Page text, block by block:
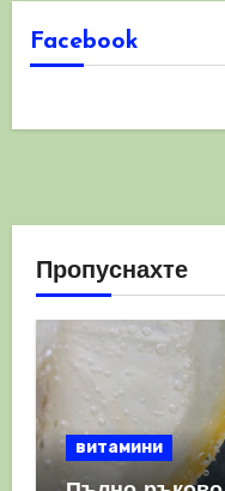
Facebook
Пропуснахте
витамини